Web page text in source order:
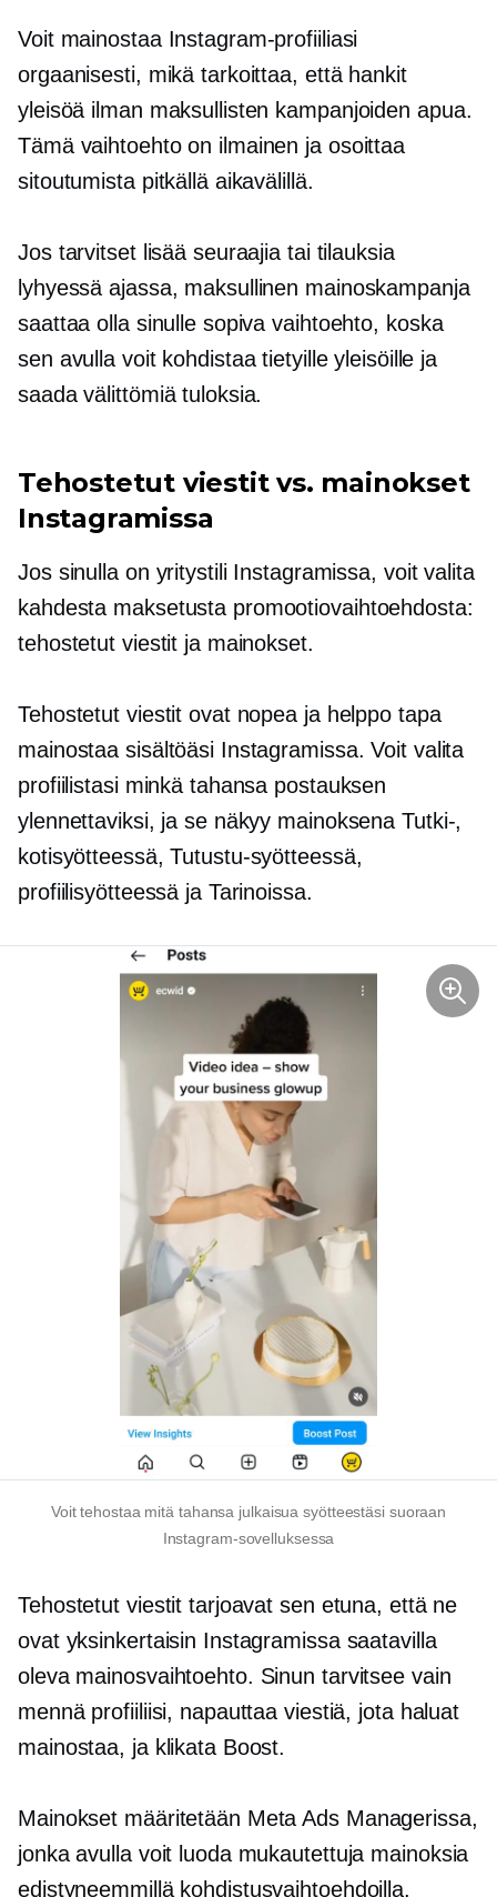
Voit mainostaa Instagram-profiiliasi
orgaanisesti, mikä tarkoittaa, että hankit
yleisöä ilman maksullisten kampanjoiden apua.
Tämä vaihtoehto on ilmainen ja osoittaa
sitoutumista pitkällä aikavälillä.
Jos tarvitset lisää seuraajia tai tilauksia
lyhyessä ajassa, maksullinen mainoskampanja
saattaa olla sinulle sopiva vaihtoehto, koska
sen avulla voit kohdistaa tietyille yleisöille ja
saada välittömiä tuloksia.
Tehostetut viestit vs. mainokset
Instagramissa
Jos sinulla on yritystili Instagramissa, voit valita
kahdesta maksetusta promootiovaihtoehdosta:
tehostetut viestit ja mainokset.
Tehostetut viestit ovat nopea ja helppo tapa
mainostaa sisältöäsi Instagramissa. Voit valita
profiilistasi minkä tahansa postauksen
ylennettaviksi, ja se näkyy mainoksena Tutki-,
kotisyötteessä, Tutustu-syötteessä,
profiilisyötteessä ja Tarinoissa.
Voit tehostaa mitä tahansa julkaisua syötteestäsi suoraan
Instagram-sovelluksessa
Tehostetut viestit tarjoavat sen etuna, että ne
ovat yksinkertaisin Instagramissa saatavilla
oleva mainosvaihtoehto. Sinun tarvitsee vain
mennä profiiliisi, napauttaa viestiä, jota haluat
mainostaa, ja klikata Boost.
Mainokset määritetään Meta Ads Managerissa,
jonka avulla voit luoda mukautettuja mainoksia
edistyneemmillä kohdistusvaihtoehdoilla.